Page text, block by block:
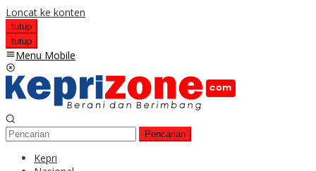
Loncat ke konten
tutup
tutup
Menu Mobile
Pencarian
Kepri